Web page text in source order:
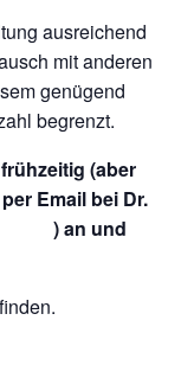
ausreichend
mit anderen
genügend
begrenzt.
(aber
Email bei Dr.
) an und
finden.